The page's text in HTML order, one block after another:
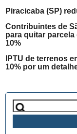
Piracicaba (SP)
Contribuintes de
para quitar
10%
IPTU de terrenos
10% por um
Pesquisar
por: